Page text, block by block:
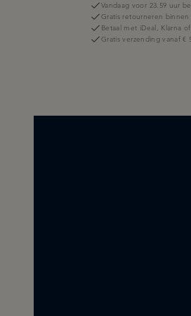
Vandaag voor 23.59 uur
Gratis retourneren binnen
Betaal met iDeal, Klarna
Gratis verzending vanaf €